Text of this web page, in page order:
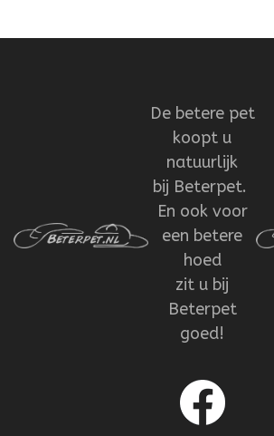
De betere pet
koopt u
natuurlijk
bij Beterpet.
En ook voor
een betere
hoed
zit u bij
Beterpet
goed!